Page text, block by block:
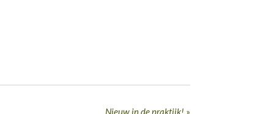
Nieuw in de praktijk! »